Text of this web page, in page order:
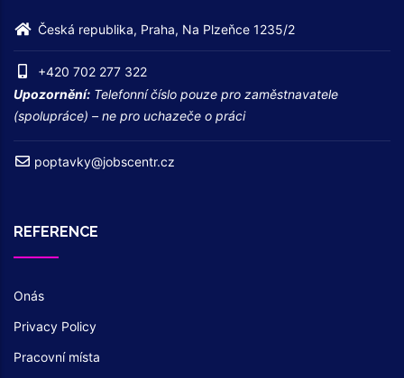
Česká republika, Praha, Na Plzeňce 1235/2
+420 702 277 322
Upozornění: Telefonní číslo pouze pro zaměstnavatele
(spolupráce) – ne pro uchazeče o práci
poptavky@jobscentr.cz
REFERENCE
Onás
Privacy Policy
Pracovní místa